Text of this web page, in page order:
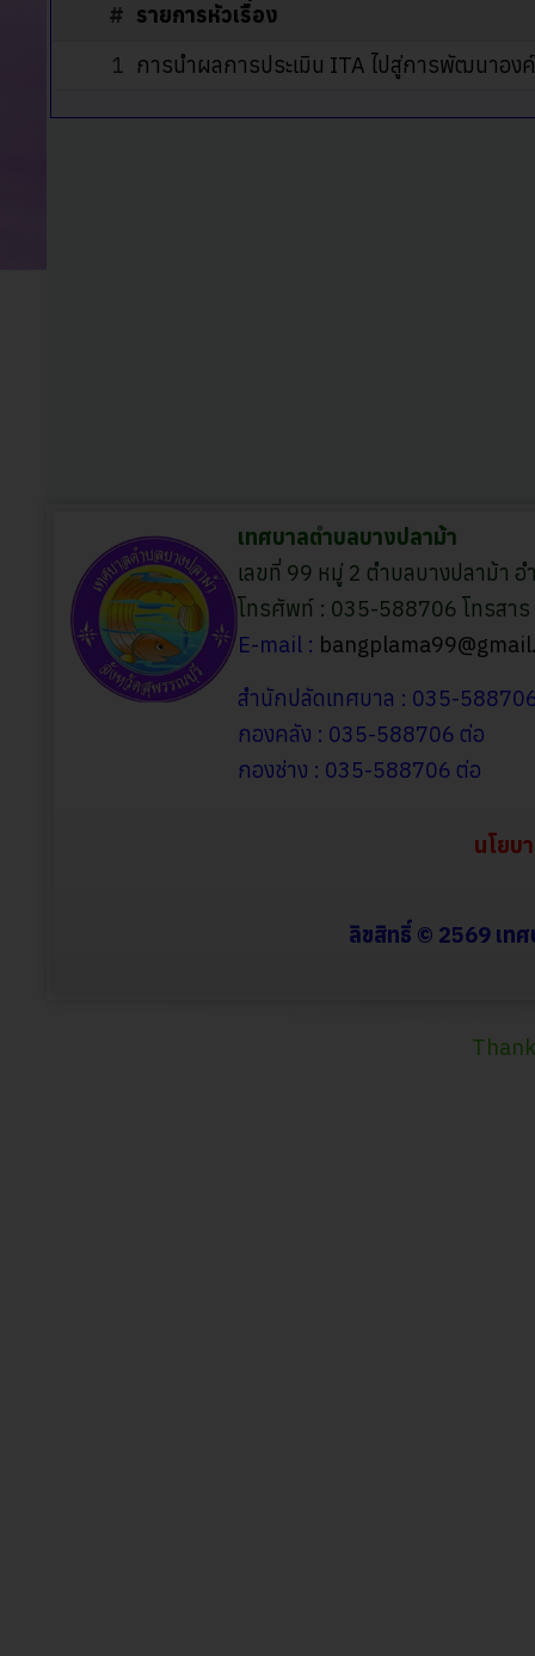
# รายการหัวเรื่อง
1 การนำผลการประเมิน ITA ไปสู่การพัฒนาอง
เทศบาลตำบลบางปลาม้า
เลขที่ 99 หมู่ 2 ตำบลบางปลาม้า
โทรศัพท์ : 035-588706 โทรสา
E-mail :
สำนักปลัดเทศบาล : 035-
กองคลัง : 035-588706 ต่อ
กองช่าง : 035-588706 ต่อ
นโยบ
ลิขสิทธิ์ © 2569 เท